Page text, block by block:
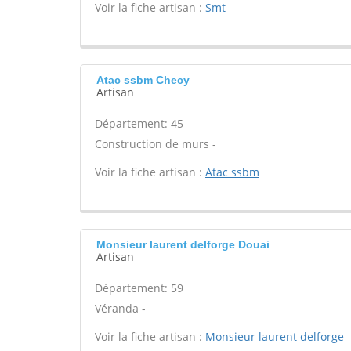
Voir la fiche artisan : Smt
Atac ssbm Checy
Artisan
Département: 45
Construction de murs -
Voir la fiche artisan : Atac ssbm
Monsieur laurent delforge Douai
Artisan
Département: 59
Véranda -
Voir la fiche artisan : Monsieur laurent delforge